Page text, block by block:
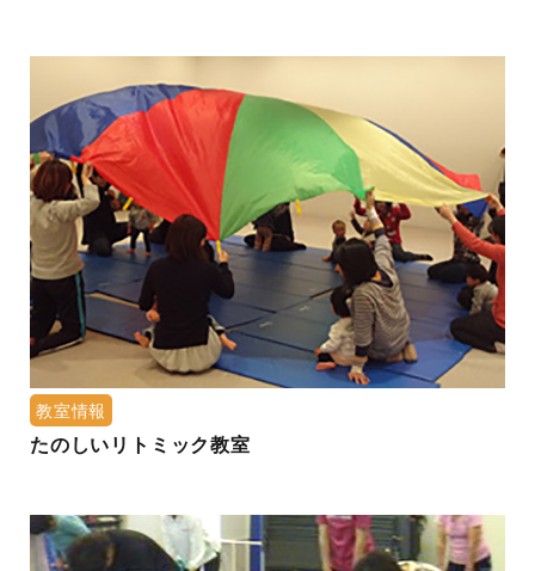
教室情報
たのしいリトミック教室